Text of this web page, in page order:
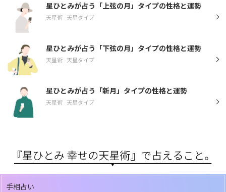
星ひとみが占う「上弦の月」タイプの性格と運勢
天星術 天星タイプ
星ひとみが占う「下弦の月」タイプの性格と運勢
天星術 天星タイプ
星ひとみが占う「新月」タイプの性格と運勢
天星術 天星タイプ
手相占い